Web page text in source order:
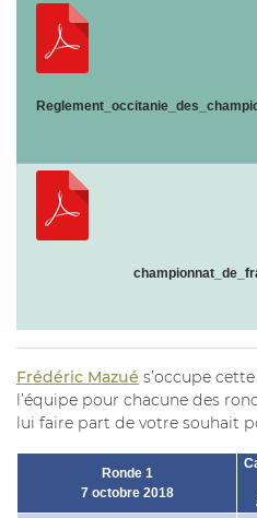
Frédéric Mazué s’occupe
l’équipe pour chacune des
lui faire part de votre souhait
Ronde 1
7 octobre 2018